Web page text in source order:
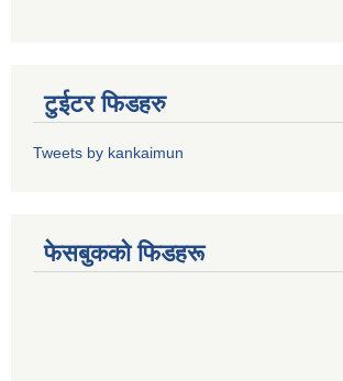
टुईटर फिडहरु
Tweets by kankaimun
फेसबुकको फिडहरू